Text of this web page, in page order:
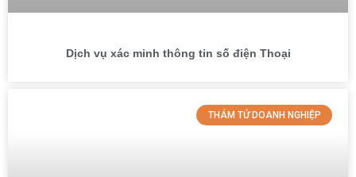
Dịch vụ xác minh thông tin số điện Thoại
THÁM TỬ DOANH NGHIỆP